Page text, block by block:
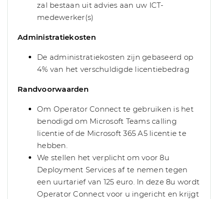
zal bestaan uit advies aan uw ICT-
medewerker(s)
Administratiekosten
De administratiekosten zijn gebaseerd op
4% van het verschuldigde licentiebedrag
Randvoorwaarden
Om Operator Connect te gebruiken is het
benodigd om Microsoft Teams calling
licentie of de Microsoft 365 A5 licentie te
hebben.
We stellen het verplicht om voor 8u
Deployment Services af te nemen tegen
een uurtarief van 125 euro. In deze 8u wordt
Operator Connect voor u ingericht en krijgt